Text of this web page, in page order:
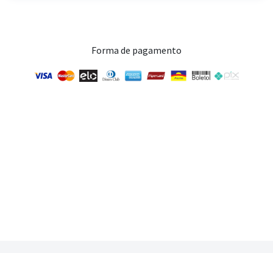
Forma de pagamento